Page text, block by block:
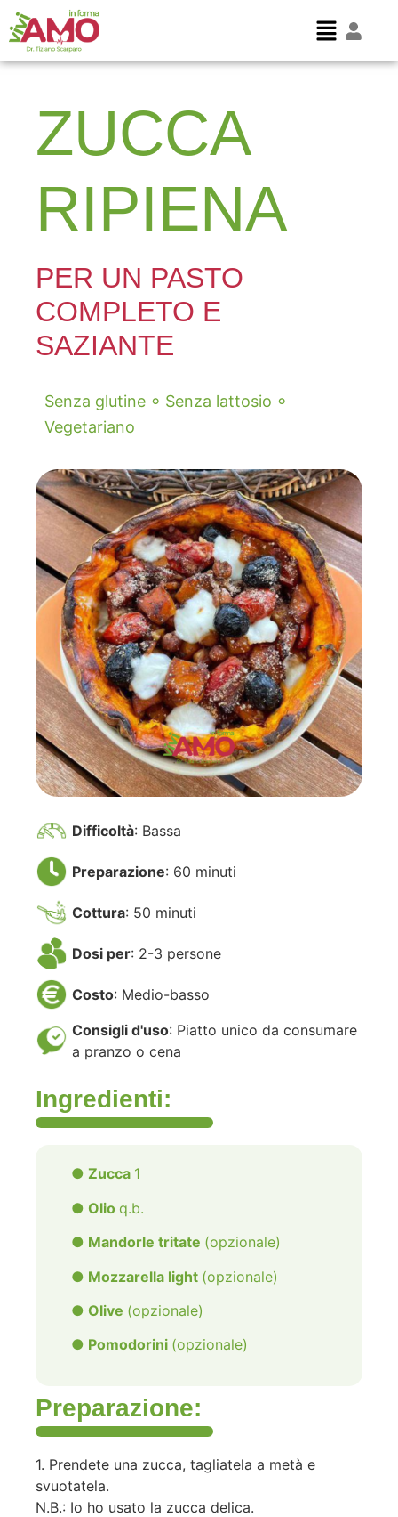
ZUCCA
RIPIENA
PER UN PASTO
COMPLETO E
SAZIANTE
Senza glutine ◦ Senza lattosio ◦
Vegetariano
Difficoltà: Bassa
Preparazione: 60 minuti
Cottura: 50 minuti
Dosi per: 2-3 persone
Costo: Medio-basso
Consigli d'uso: Piatto unico da consumare
a pranzo o cena
Ingredienti:
● Zucca 1
● Olio q.b.
● Mandorle tritate (opzionale)
● Mozzarella light (opzionale)
● Olive (opzionale)
● Pomodorini (opzionale)
Preparazione:
1. Prendete una zucca, tagliatela a metà e
svuotatela.
N.B.: Io ho usato la zucca delica.